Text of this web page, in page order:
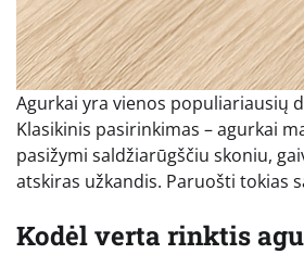
Agurkai yra vienos populiariausių
Klasikinis pasirinkimas – agurkai
pasižymi saldžiarūgščiu skoniu,
atskiras užkandis. Paruošti tokias
Kodėl verta rinktis